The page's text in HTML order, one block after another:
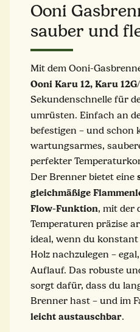
Ooni
sauber und
Mit dem Ooni-
Ooni Karu 12, Karu 12G/
Sekundenschnelle für
umrüsten. Einfach an
befestigen – und schon
wartungsarmes,
perfekter
Der Brenner bietet eine
gleichmäßige
Flow-Funktion, mit der
Temperaturen präzise
ideal, wenn du
Holz nachzulegen –
Auflauf. Das robuste
sorgt dafür, dass du
Brenner hast – und im
leicht austauschbar.